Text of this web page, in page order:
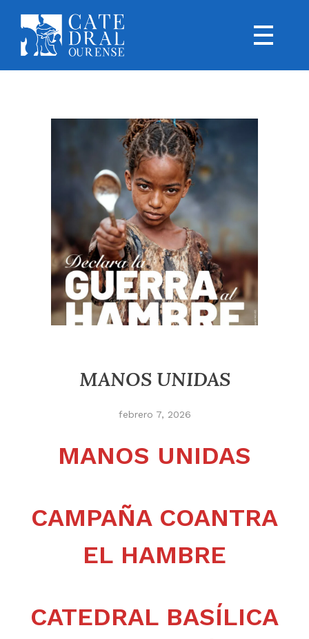
MANOS UNIDAS
febrero 7, 2026
MANOS UNIDAS
CAMPAÑA COANTRA
EL HAMBRE
CATEDRAL BASÍLICA